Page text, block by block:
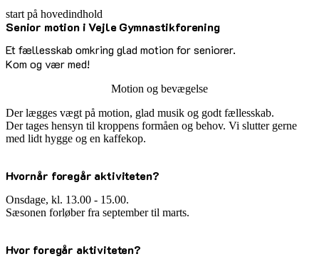
start på hovedindhold
Senior motion i Vejle Gymnastikforening
Et fællesskab omkring glad motion for seniorer.
Kom og vær med!
senest opdateret 10. juli 2026
Motion og bevægelse
Der lægges vægt på motion, glad musik og godt fællesskab.
Der tages hensyn til kroppens formåen og behov. Vi slutter gerne
med lidt hygge og en kaffekop.
Hvornår foregår aktiviteten?
Onsdage, kl. 13.00 - 15.00.
Sæsonen forløber fra september til marts.
Hvor foregår aktiviteten?